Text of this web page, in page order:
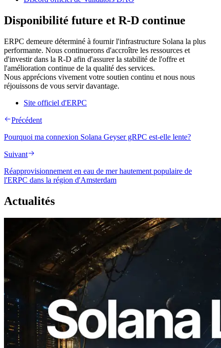
Disponibilité future et R-D continue
ERPC demeure déterminé à fournir l'infrastructure Solana la plus
performante. Nous continuerons d'accroître les ressources et
d'investir dans la R-D afin d'assurer la stabilité de l'offre et
l'amélioration continue de la qualité des services.
Nous apprécions vivement votre soutien continu et nous nous
réjouissons de vous servir davantage.
Site officiel d'ERPC
Précédent
Pourquoi ma connexion Solana Geyser gRPC est-elle lente?
Suivant
Réapprovisionnement en eau de mer hautement populaire de
l'ERPC dans la région d'Amsterdam
Actualités
2026.08.05